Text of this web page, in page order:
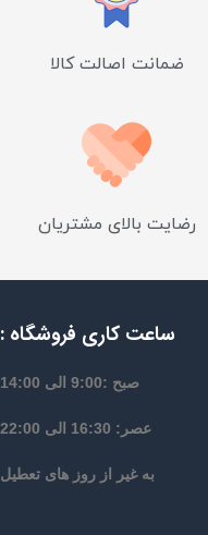
ضمانت اصالت کالا
رضایت بالای مشتریان
ساعت کاری فروشگاه :
صبح :9:00 الی 14:00
عصر: 16:30 الی 22:00
به غیر از روز های تعطیل